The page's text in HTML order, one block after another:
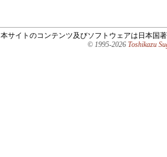
本サイトのコンテンツ及びソフトウェアは日本国
© 1995-2026 Toshikazu